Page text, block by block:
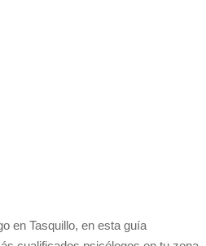
en Tasquillo, en esta guía